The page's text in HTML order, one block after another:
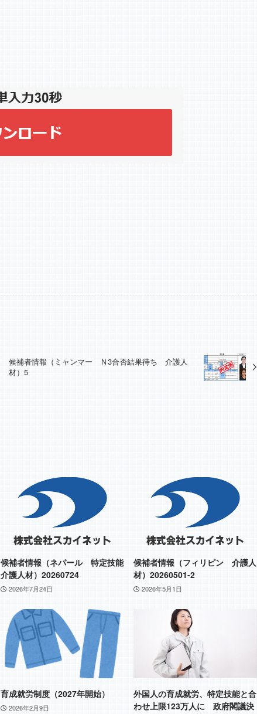
候補者情報（ミャンマー Ｎ3合否結果待ち 介護人
材）5
候補者情報（ネパール 特定技能
介護人材）20260724
2026年7月24日
候補者情報（フィリピン 介護人
材）20260501-2
2026年5月1日
育成就労制度（2027年開始）
2026年2月9日
外国人の育成就労、特定技能と合
わせ上限123万人に 政府閣議決